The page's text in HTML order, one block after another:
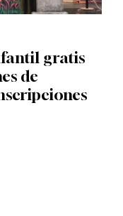
gratis
de